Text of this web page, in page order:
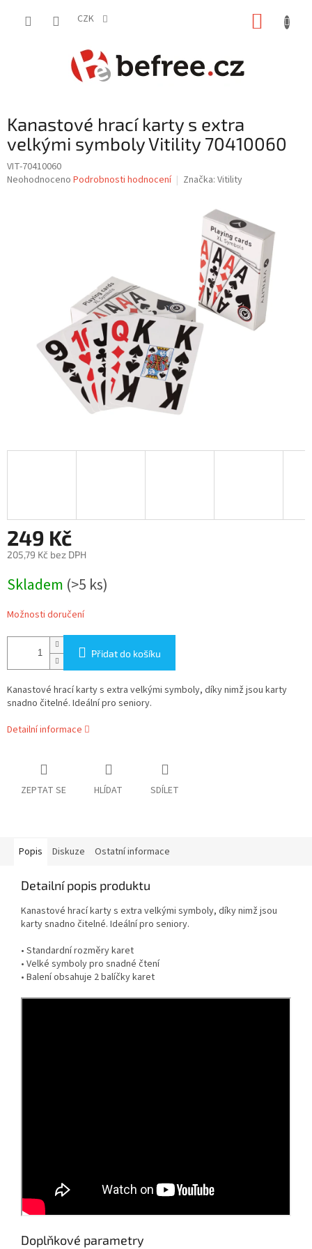
CZK
Kanastové hrací karty s extra
velkými symboly Vitility 70410060
VIT-70410060
Průměrné
Neohodnoceno Podrobnosti hodnocení Značka: Vitility
249 Kč
205,79 Kč bez DPH
cena:
Skladem (>5 ks)
Možnosti doručení
Přidat do košíku
Kanastové hrací karty s extra velkými symboly, díky nimž jsou karty
snadno čitelné. Ideální pro seniory.
Detailní informace
ZEPTAT SE HLÍDAT SDÍLET
Popis Diskuze Ostatní informace
Detailní popis produktu
Kanastové hrací karty s extra velkými symboly, díky nimž jsou
karty snadno čitelné. Ideální pro seniory.
• Standardní rozměry karet
• Velké symboly pro snadné čtení
• Balení obsahuje 2 balíčky karet
Doplňkové parametry